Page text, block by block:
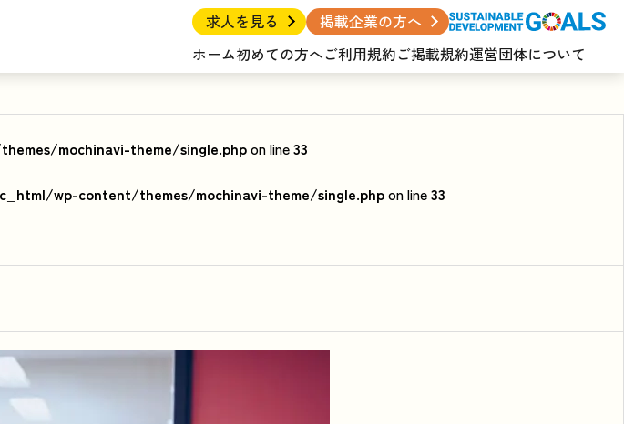
求人を見る
掲載企業の方へ
ホーム初めての方へご利用規約ご掲載規約運営団体について
mochinavi-theme/single.phpon line33
wp-content/themes/mochinavi-theme/single.phpon line33